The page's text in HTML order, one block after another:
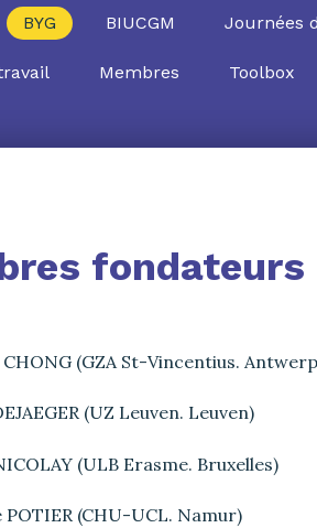
BYG BIUCGM Journées
Membres Toolbox
fondateurs
(GZA St-Vincentius.
(UZ Leuven. Leuven)
(ULB Erasme. Bruxelles)
(CHU-UCL. Namur)